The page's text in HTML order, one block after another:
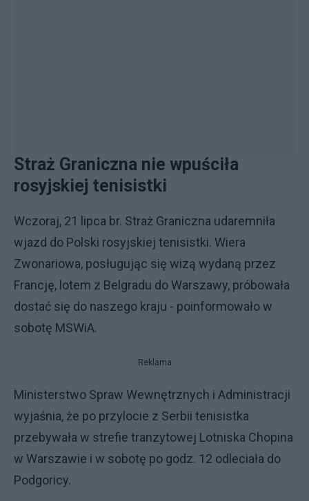
Straż Graniczna nie wpuściła
rosyjskiej tenisistki
Wczoraj, 21 lipca br. Straż Graniczna udaremniła
wjazd do Polski rosyjskiej tenisistki. Wiera
Zwonariowa, posługując się wizą wydaną przez
Francję, lotem z Belgradu do Warszawy, próbowała
dostać się do naszego kraju - poinformowało w
sobotę MSWiA.
Reklama
Ministerstwo Spraw Wewnętrznych i Administracji
wyjaśnia, że po przylocie z Serbii tenisistka
przebywała w strefie tranzytowej Lotniska Chopina
w Warszawie i w sobotę po godz. 12 odleciała do
Podgoricy.